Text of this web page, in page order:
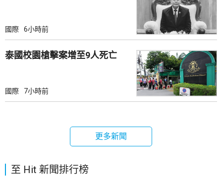
國際 6小時前
泰國校園槍擊案增至9人死亡
國際 7小時前
更多新聞
至 Hit 新聞排行榜